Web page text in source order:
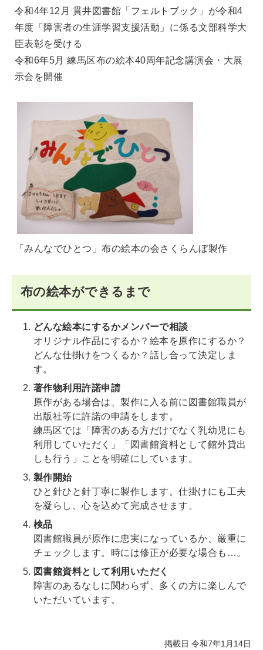
令和4年12月 貫井図書館「フェルトブック」が令和4
年度「障害者の生涯学習支援活動」に係る文部科学大
臣表彰を受ける
令和6年5月 練馬区布の絵本40周年記念講演会・大展
示会を開催
「みんなでひとつ」布の絵本の会さくらんぼ製作
布の絵本ができるまで
どんな絵本にするかメンバーで相談
オリジナル作品にするか？絵本を原作にするか？
どんな仕掛けをつくるか？話し合って決定しま
す。
著作物利用許諾申請
原作がある場合は、製作に入る前に図書館職員が
出版社等に許諾の申請をします。
練馬区では「障害のある方だけでなく乳幼児にも
利用していただく」「図書館資料として館外貸出
しも行う」ことを明確にしています。
製作開始
ひと針ひと針丁寧に製作します。仕掛けにも工夫
を凝らし、心を込めて完成させます。
検品
図書館職員が原作に忠実になっているか、厳重に
チェックします。時には修正が必要な場合も…。
図書館資料として利用いただく
障害のあるなしに関わらず、多くの方に楽しんで
いただいています。
掲載日 令和7年1月14日